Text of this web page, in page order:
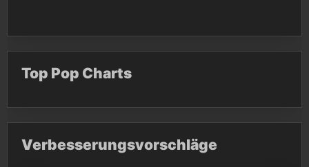
Top Pop Charts
Verbesserungsvorschläge